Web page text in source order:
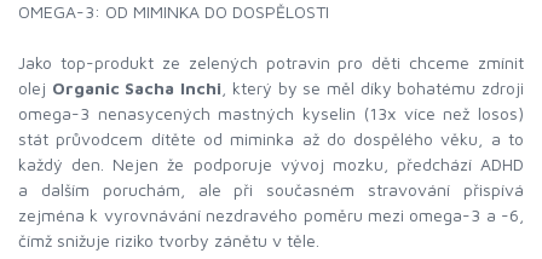
OMEGA-3: OD MIMINKA DO DOSPĚLOSTI
Jako top-produkt ze zelených potravin pro děti chceme zmínit
olej Organic Sacha Inchi , který by se měl díky bohatému zdroji
omega-3 nenasycených mastných kyselin (13x více než losos)
stát průvodcem dítěte od miminka až do dospělého věku, a to
každý den. Nejen že podporuje vývoj mozku, předchází ADHD
a dalším poruchám, ale při současném stravování přispívá
zejména k vyrovnávání nezdravého poměru mezi omega-3 a -6,
čímž snižuje riziko tvorby zánětu v těle.